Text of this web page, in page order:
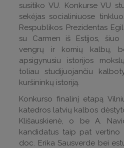
susitiko VU. Konkurse VU
sekėjas socialiniuose
Respublikos Prezidentas
su Carmen iš Estijos, šiuo
vengrų ir komių kalbų,
apsigynusiu istorijos
toliau studijuojančiu
kuršininkų istoriją.
Konkurso finalinį etapą
katedros latvių kalbos
Klišauskienė, o be A.
kandidatus taip pat vertino
doc. Erika Sausverde bei